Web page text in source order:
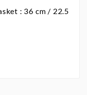
: 36 cm / 22.5